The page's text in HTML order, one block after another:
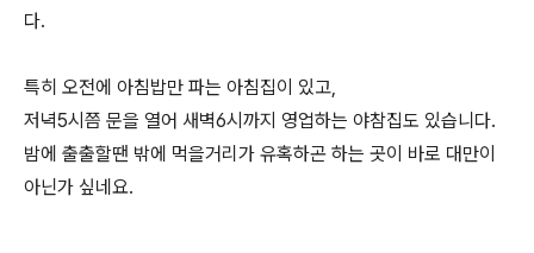
다.
특히 오전에 아침밥만 파는 아침집이 있고,
저녁5시쯤 문을 열어 새벽6시까지 영업하는 야참집도 있습니다.
밤에 출출할땐 밖에 먹을거리가 유혹하곤 하는 곳이 바로 대만이
아닌가 싶네요.